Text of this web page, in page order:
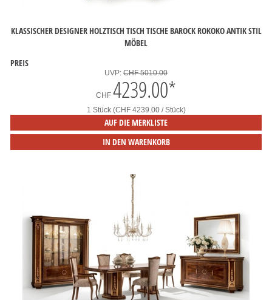
KLASSISCHER DESIGNER HOLZTISCH TISCH TISCHE BAROCK ROKOKO ANTIK STIL
MÖBEL
PREIS
UVP: CHF 5010.00
CHF 4239.00*
1 Stück (CHF 4239.00 / Stück)
AUF DIE MERKLISTE
IN DEN WARENKORB